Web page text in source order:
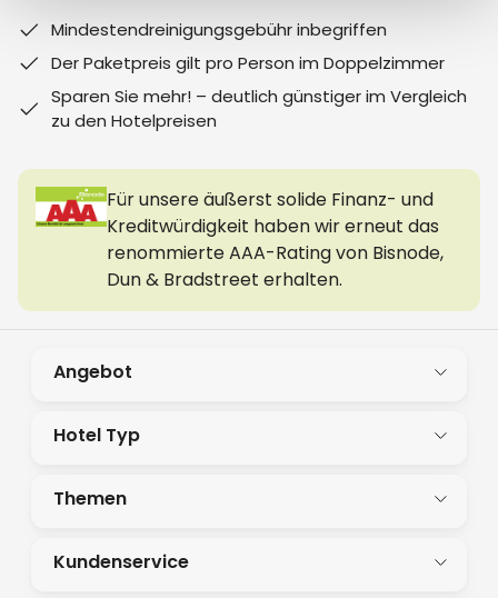
Mindestendreinigungsgebühr inbegriffen
Der Paketpreis gilt pro Person im Doppelzimmer
Sparen Sie mehr! – deutlich günstiger im Vergleich
zu den Hotelpreisen
Für unsere äußerst solide Finanz- und
Kreditwürdigkeit haben wir erneut das
renommierte AAA-Rating von Bisnode,
Dun & Bradstreet erhalten.
Angebot
Hotel Typ
Themen
Kundenservice